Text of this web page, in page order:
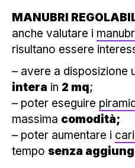
MANUBRI
anche valutare i
risultano essere
– avere a disposizione
intera in 2 mq;
– poter eseguire
massima comodità;
– poter aumentare i
tempo senza